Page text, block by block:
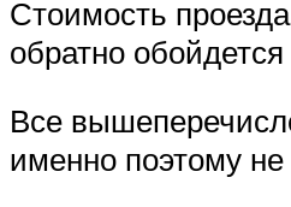
Стоимость
обратно
Все
именно поэтому